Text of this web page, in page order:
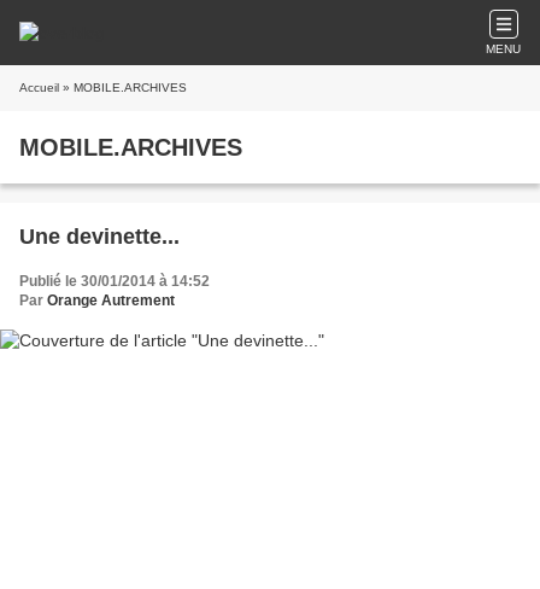
MENU
Accueil » MOBILE.ARCHIVES
MOBILE.ARCHIVES
Une devinette...
Publié le 30/01/2014 à 14:52
Par Orange Autrement